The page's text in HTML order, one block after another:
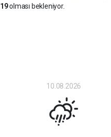
19olması bekleniyor.
10.08.2026